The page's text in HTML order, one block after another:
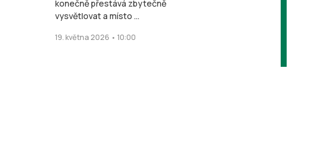
konečně přestává zbytečně
vysvětlovat a místo ...
19. května 2026 • 10:00